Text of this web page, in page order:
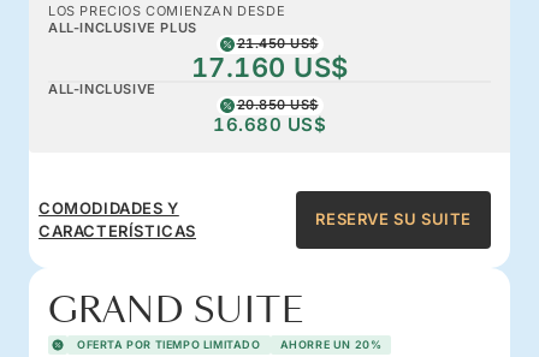
LOS PRECIOS COMIENZAN DESDE
ALL-INCLUSIVE PLUS
21.450 US$
17.160 US$
ALL-INCLUSIVE
20.850 US$
16.680 US$
COMODIDADES Y
CARACTERÍSTICAS
RESERVE SU SUITE
GRAND SUITE
OFERTA POR TIEMPO LIMITADO AHORRE UN 20%